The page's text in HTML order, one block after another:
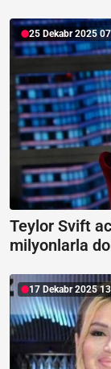
25 Dekabr 2025
Teylor Svift
milyonlarla
17 Dekabr 2025